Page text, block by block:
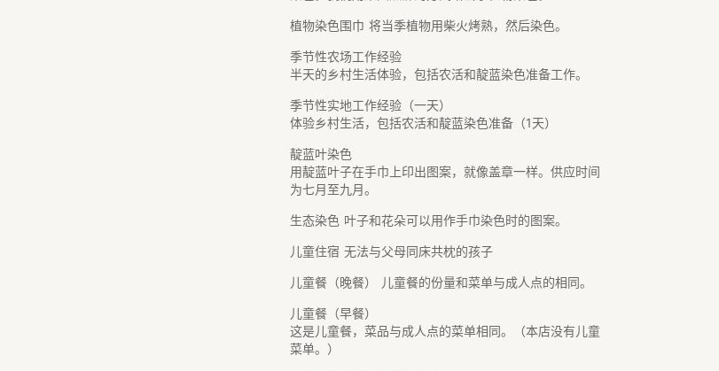
植物染色围巾 将当季植物用柴火烤熟，然后染色。
季节性农场工作经验
半天的乡村生活体验，包括农活和靛蓝染色准备工作。
季节性实地工作经验（一天）
体验乡村生活，包括农活和靛蓝染色准备（1天）
靛蓝叶染色
用靛蓝叶子在手巾上印出图案，就像盖章一样。供应时间
为七月至九月。
生态染色 叶子和花朵可以用作手巾染色时的图案。
儿童住宿 无法与父母同床共枕的孩子
儿童餐（晚餐） 儿童餐的份量和菜单与成人点的相同。
儿童餐（早餐）
这是儿童餐，菜品与成人点的菜单相同。（本店没有儿童
菜单。）